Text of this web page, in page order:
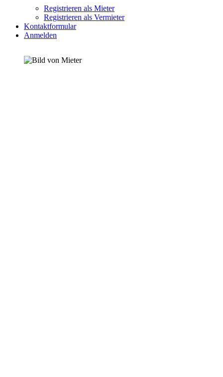
Registrieren als Mieter
Registrieren als Vermieter
Kontaktformular
Anmelden